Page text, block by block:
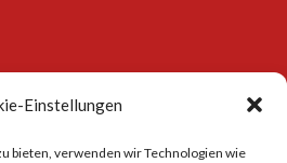
Einstellungen
bieten, verwenden wir Technologien wie